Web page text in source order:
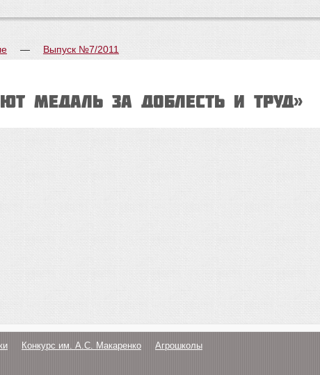
— Выпуск №7/2011
медаль за доблесть и труд»
Конкурс им. А.С. Макаренко Агрошколы